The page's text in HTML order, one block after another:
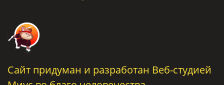
Сайт придуман и разработан Веб-студией